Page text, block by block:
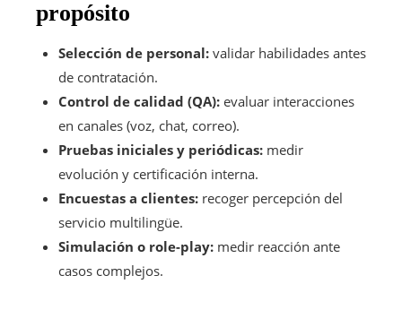
propósito
Selección de personal: validar habilidades antes
de contratación.
Control de calidad (QA): evaluar interacciones
en canales (voz, chat, correo).
Pruebas iniciales y periódicas: medir
evolución y certificación interna.
Encuestas a clientes: recoger percepción del
servicio multilingüe.
Simulación o role-play: medir reacción ante
casos complejos.